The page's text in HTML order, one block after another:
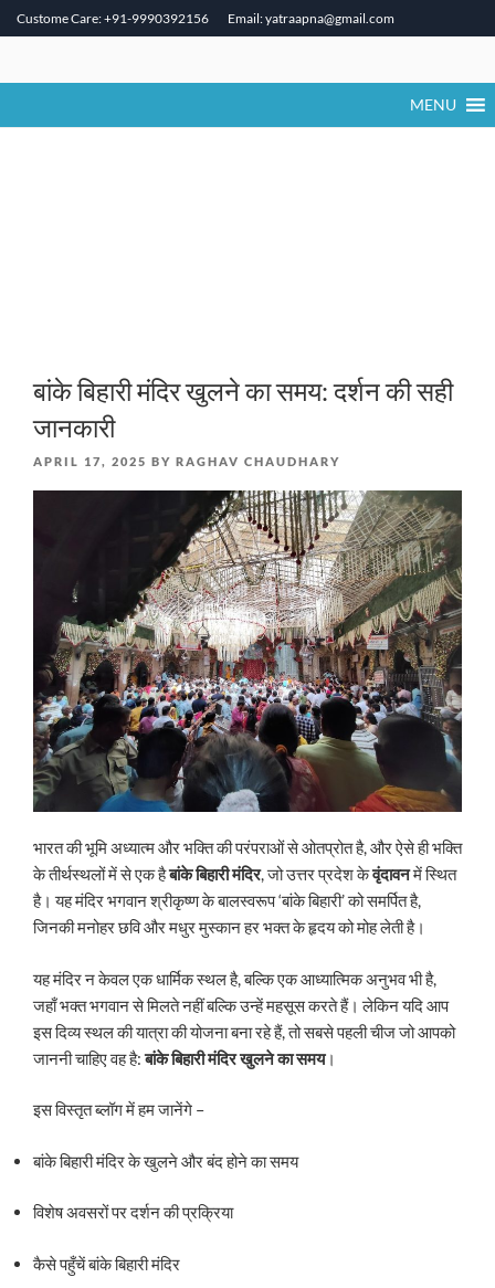
Custome Care: +91-9990392156 Email: yatraapna@gmail.com
MENU
बांके बिहारी मंदिर खुलने का समय: दर्शन की सही
जानकारी
POSTED
APRIL 17, 2025 BY RAGHAV CHAUDHARY
भारत की भूमि अध्यात्म और भक्ति की परंपराओं से ओतप्रोत है, और ऐसे ही भक्ति
के तीर्थस्थलों में से एक हैबांके बिहारी मंदिर, जो उत्तर प्रदेश केवृंदावनमें स्थित
है। यह मंदिर भगवान श्रीकृष्ण के बालस्वरूप ‘बांके बिहारी’ को समर्पित है,
जिनकी मनोहर छवि और मधुर मुस्कान हर भक्त के हृदय को मोह लेती है।
यह मंदिर न केवल एक धार्मिक स्थल है, बल्कि एक आध्यात्मिक अनुभव भी है,
जहाँ भक्त भगवान से मिलते नहीं बल्कि उन्हें महसूस करते हैं। लेकिन यदि आप
इस दिव्य स्थल की यात्रा की योजना बना रहे हैं, तो सबसे पहली चीज जो आपको
जाननी चाहिए वह है:बांके बिहारी मंदिर खुलने का समय।
इस विस्तृत ब्लॉग में हम जानेंगे –
बांके बिहारी मंदिर के खुलने और बंद होने का समय
विशेष अवसरों पर दर्शन की प्रक्रिया
कैसे पहुँचें बांके बिहारी मंदिर